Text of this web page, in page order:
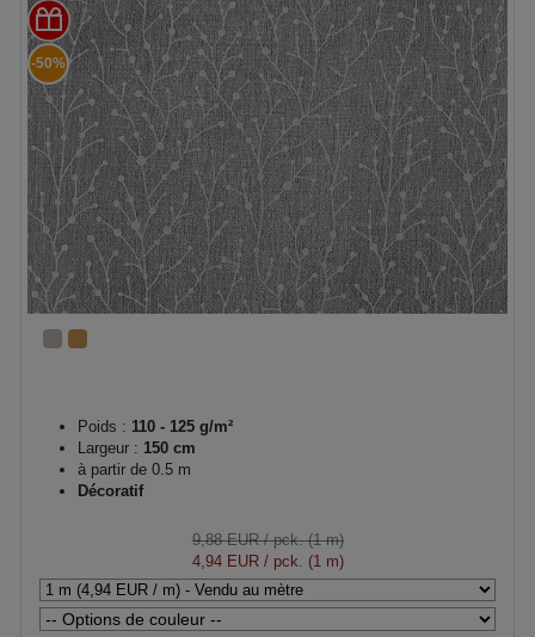
-50%
Poids : 110 - 125 g/m²
Largeur : 150 cm
à partir de 0.5 m
Décoratif
9,88 EUR/ pck. (1 m)
4,94 EUR/ pck. (1 m)